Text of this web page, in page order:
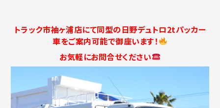
トラック市袖ヶ浦店にて同型の日野デュトロ2tパッカー
車をご案内可能で御座います！
お気軽にお問合せください